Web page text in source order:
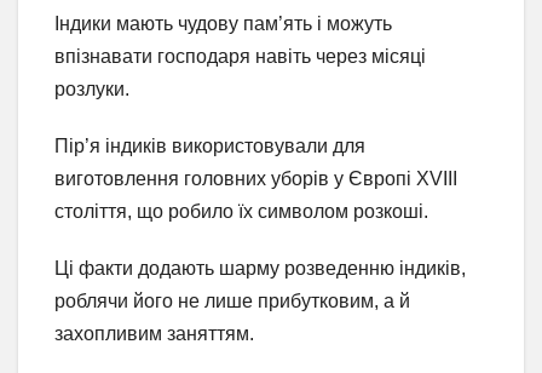
Індики мають чудову пам’ять і можуть
впізнавати господаря навіть через місяці
розлуки.
Пір’я індиків використовували для
виготовлення головних уборів у Європі XVIII
століття, що робило їх символом розкоші.
Ці факти додають шарму розведенню індиків,
роблячи його не лише прибутковим, а й
захопливим заняттям.